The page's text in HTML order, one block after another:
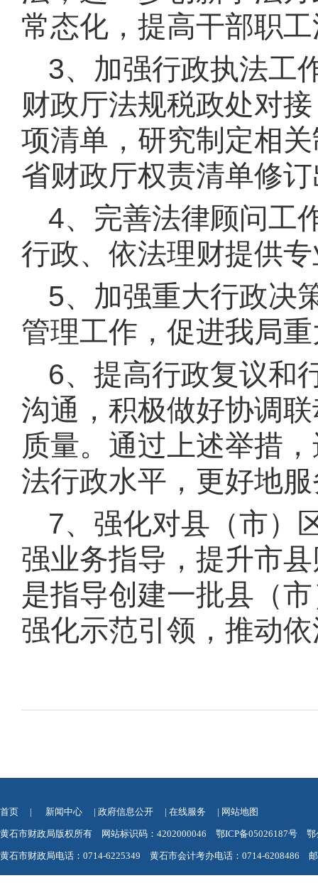
常态化，提高干部职
3、 加强行政执法工
财政厅法规税政处对
项清单，研究制定相
省财政厅权责清单修
4、 完善法律顾问工
行政、依法理财提供
5、 加强重大行政决
管理工作，促进我局
6、 提高行政复议和
沟通，积极做好协调
质量。通过上述举措
法行政水平，更好地
7、 强化对县 （市）
强业务指导，提升市
是指导创建一批县 （
强化示范引领，推动
首页 | 新闻中心 | 政府信息公开 | 在线服务 | 网站地图
黄石市财政局版权所有 网站标识码：4202000046 鄂ICP备05026187号 鄂
黄石市财政局电话：0714-6225349 黄石市会计考办电话：0714-6208486